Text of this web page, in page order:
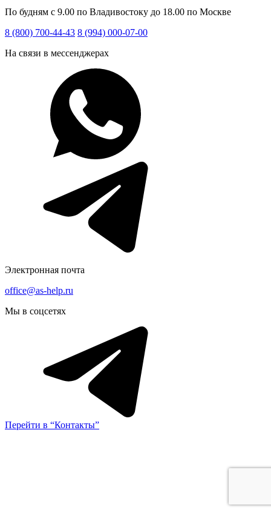
По будням с 9.00 по Владивостоку до 18.00 по Москве
8 (800) 700-44-43 8 (994) 000-07-00
На связи в мессенджерах
Электронная почта
office@as-help.ru
Мы в соцсетях
Перейти в “Контакты”